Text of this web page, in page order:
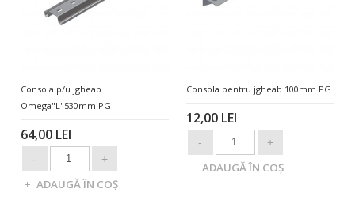
Consola p/u jgheab
Omega"L"530mm PG
64,00 LEI
Consola pentru jgheab 100mm PG
12,00 LEI